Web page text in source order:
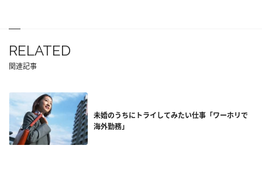
RELATED
関連記事
未婚のうちにトライしてみたい仕事「ワーホリで
海外勤務」